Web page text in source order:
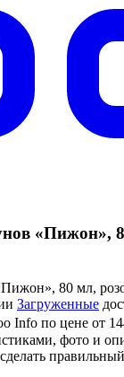
«Пижон»,
80 мл,
Загруженные
Info по цене от
фото и